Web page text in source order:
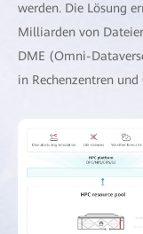
werden. Die Lösung
Milliarden von
DME (Omni-
in Rechenzentren und